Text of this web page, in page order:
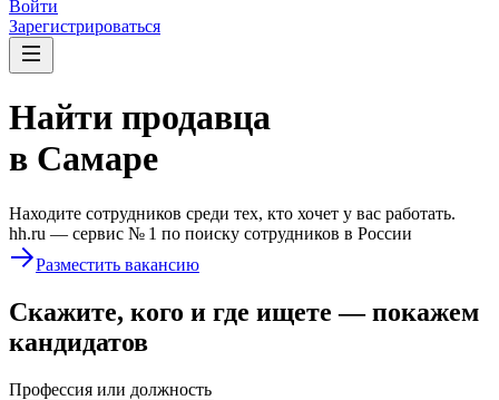
Войти
Зарегистрироваться
Найти продавца
в Самаре
Находите сотрудников среди тех, кто хочет у вас работать.
hh.ru — сервис № 1 по поиску сотрудников в России
Разместить вакансию
Скажите, кого и где ищете — покажем
кандидатов
Профессия или должность